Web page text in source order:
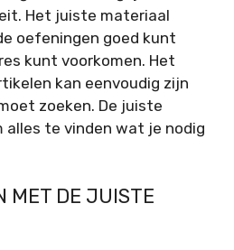
Het juiste materiaal
oefeningen goed kunt
kunt voorkomen. Het
kan eenvoudig zijn
zoeken. De juiste
alles te vinden wat je nodig
MET DE JUISTE